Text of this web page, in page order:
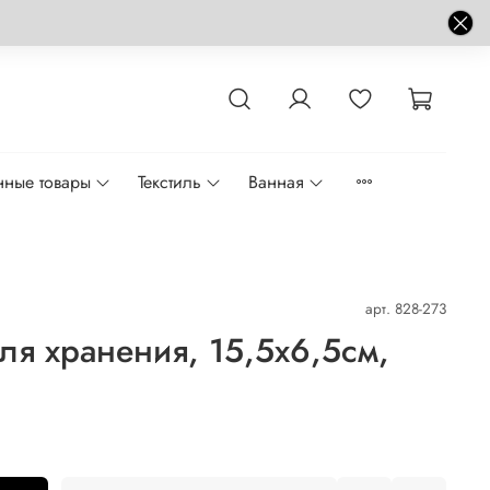
товары Текстиль Ванная
арт. 828-273
хранения, 15,5х6,5см,